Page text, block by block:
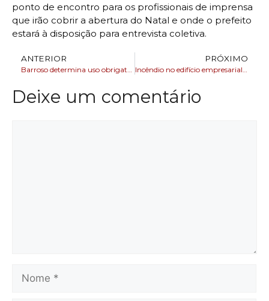
ponto de encontro para os profissionais de imprensa
que irão cobrir a abertura do Natal e onde o prefeito
estará à disposição para entrevista coletiva.
ANTERIOR PRÓXIMO
Deixe um comentário